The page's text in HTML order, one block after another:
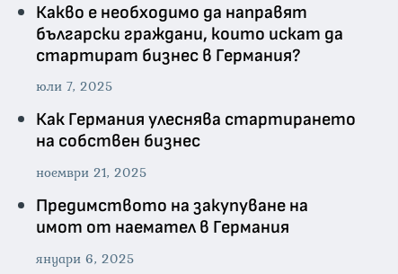
Какво е необходимо да направят
български граждани, които искат да
стартират бизнес в Германия?
юли 7, 2025
Как Германия улеснява стартирането
на собствен бизнес
ноември 21, 2025
Предимството на закупуване на
имот от наемател в Германия
януари 6, 2025